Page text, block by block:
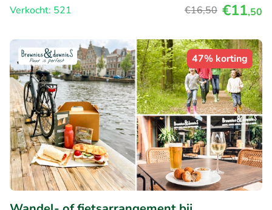
Verkocht: 521
€16,50 €11,50
47% korting